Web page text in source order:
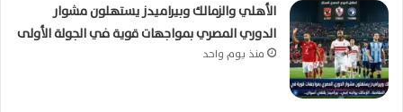
الأهلي والزمالك وبيراميدز يستهلون مشوار
الدوري المصري بمواجهات قوية في الجولة الأولى
منذ يوم واحد